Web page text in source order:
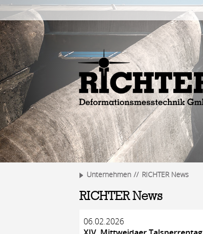
Unternehmen RICHTER News
RICHTER News
06.02.2026